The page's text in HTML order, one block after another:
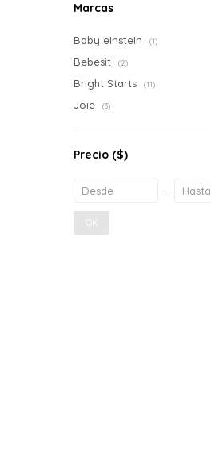
Marcas
Baby einstein (1)
Bebesit (2)
Bright Starts (11)
Joie (3)
Precio ($)
OK